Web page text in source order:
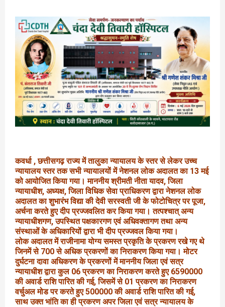
कवर्धा , छत्तीसगढ़ राज्य में तालुका न्यायालय के स्तर से लेकर उच्च
न्यायालय स्तर तक सभी न्यायालयों में नेशनल लोक अदालत का 13 मई
को आयोजित किया गया। माननीय श्रीमती नीता यादव, जिला
न्यायाधीश, अध्यक्ष, जिला विधिक सेवा प्राधिकरण द्वारा नेशनल लोक
अदालत का शुभारंभ विद्या की देवी सरस्वती जी के फोटोचित्र पर पूजा,
अर्चना करते हुए दीप प्रज्जवलित कर किया गया। तत्पश्चात् अन्य
न्यायाधीशगण, उपस्थित पक्षकारगण एवं अधिवक्तागण तथा अन्य
संस्थाओं के अधिकारियों द्वारा भी दीप प्रज्जवल किया गया।
लोक अदालत में राजीनामा योग्य समस्त प्रकृति के प्रकरण रखे गए थे
जिनमें से 700 से अधिक प्रकरणों का निराकरण किया गया। मोटर
दुर्घटना दावा अधिकरण के प्रकरणों में माननीय जिला एवं सत्र
न्यायाधीश द्वारा कुल 06 प्रकरण का निराकरण करते हुए 6590000
की अवार्ड राशि पारित की गई, जिसमें से 01 प्रकरण का निराकरण
वर्चुअल मोड पर करते हुए 500000 की अवार्ड राशि पारित की गई,
साथ उक्त भांति का ही प्रकरण अपर जिला एवं सत्र न्यायालय के